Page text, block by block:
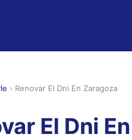
› Renovar El Dni En Zaragoza
El Dni